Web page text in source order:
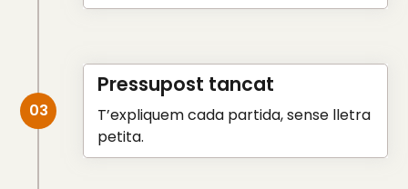
Pressupost tancat
T’expliquem cada partida, sense lletra
petita.
03